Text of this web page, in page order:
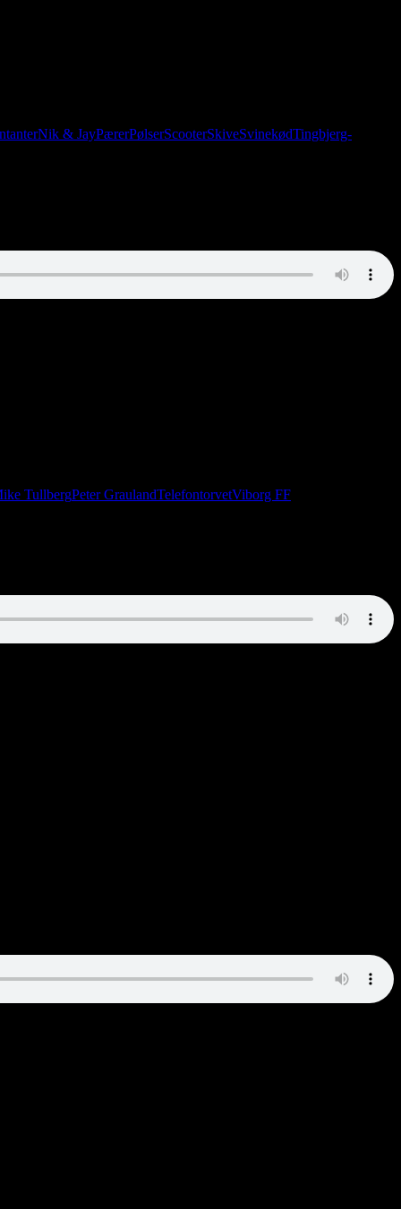
Nik & JayPærerPølserScooterSkiveSvinekødTingbjerg-
TullbergPeter GraulandTelefontorvetViborg FF